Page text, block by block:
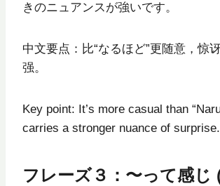
きのニュアンスが強いです。
中文要点：比“なるほど”更随意，惊
强。
Key point: It’s more casual than
carries a stronger nuance of surprise.
フレーズ３：〜って感じ